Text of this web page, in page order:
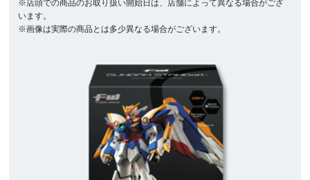
※店頭での商品のお取り扱い開始日は、店舗によって異なる場合がござ
います。
※画像は実際の商品とは多少異なる場合がございます。